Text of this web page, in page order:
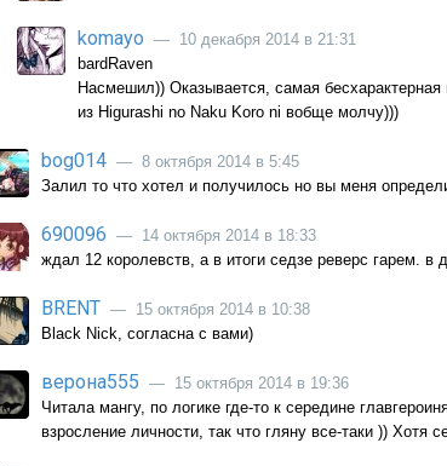
komayo — 10 декабря 2014 в 21:31
bardRaven
Насмешил)) Оказывается, самая
из Higurashi no Naku Koro ni вобще молчу)))
bog014 — 8 октября 2014 в 5:45
Залил то что хотел и получилось но вы меня
690096 — 14 октября 2014 в 18:33
ждал 12 королевств, а в итоги седзе реверс гарем. в
BRENT — 15 октября 2014 в 10:38
Black Nick, согласна с вами)
верона555 — 15 октября 2014 в 19:36
Читала мангу, по логике где-то к середине
взросление личности, так что гляну все-таки )) Хотя